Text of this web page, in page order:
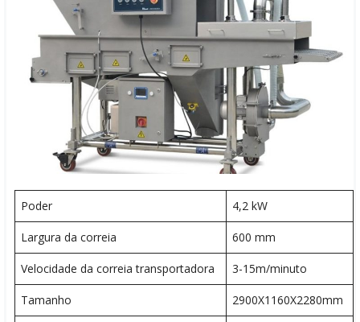
Poder 4,2 kW
Largura da correia 600 mm
Velocidade da correia transportadora 3-15m/minuto
Tamanho 2900X1160X2280mm